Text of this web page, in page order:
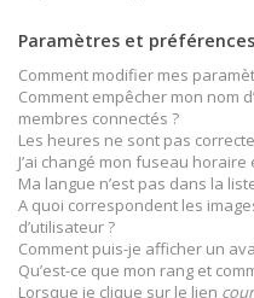
Paramètres et
Comment modifier mes
Comment empêcher mon nom
membres connectés ?
Les heures ne sont pas
J’ai changé mon fuseau
Ma langue n’est pas dans la
A quoi correspondent les
d’utilisateur ?
Comment puis-je afficher un
Qu’est-ce que mon rang et
Lorsque je clique sur le lien